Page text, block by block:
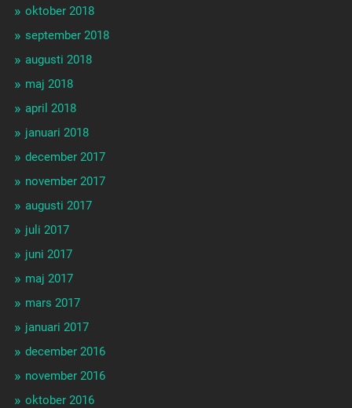
oktober 2018
september 2018
augusti 2018
maj 2018
april 2018
januari 2018
december 2017
november 2017
augusti 2017
juli 2017
juni 2017
maj 2017
mars 2017
januari 2017
december 2016
november 2016
oktober 2016